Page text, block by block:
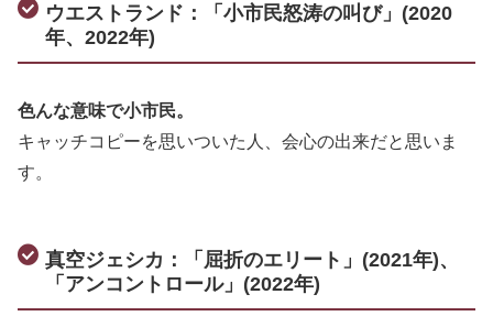
ウエストランド：「小市民怒涛の叫び」(2020
年、2022年)
色んな意味で小市民。
キャッチコピーを思いついた人、会心の出来だと思いま
す。
真空ジェシカ：「屈折のエリート」(2021年)、
「アンコントロール」(2022年)